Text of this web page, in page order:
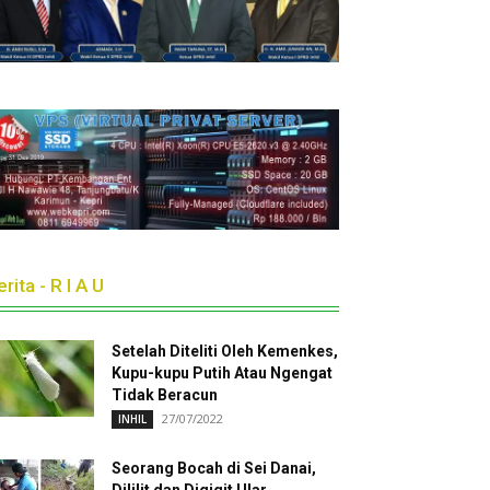
- R I A U
Setelah Diteliti Oleh Kemenkes,
Kupu-kupu Putih Atau Ngengat
Tidak Beracun
INHIL 27/07/2022
Seorang Bocah di Sei Danai,